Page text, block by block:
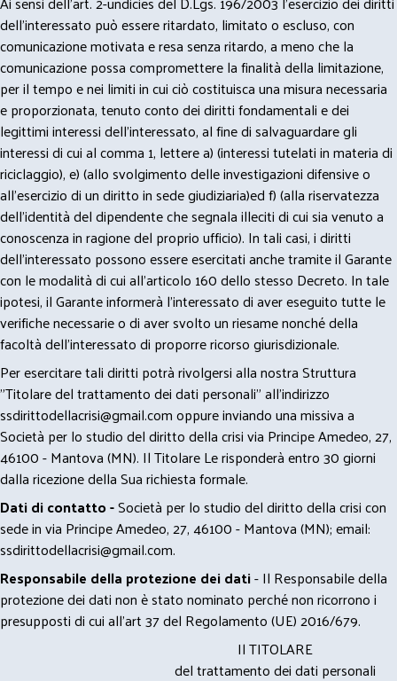
dell’interessato può essere ritardato, limitato o escluso, con
comunicazione motivata e resa senza ritardo, a meno che la
comunicazione possa compromettere la finalità della limitazione,
per il tempo e nei limiti in cui ciò costituisca una misura necessaria
e proporzionata, tenuto conto dei diritti fondamentali e dei
legittimi interessi dell’interessato, al fine di salvaguardare gli
interessi di cui al comma 1, lettere a) (interessi tutelati in materia di
riciclaggio), e) (allo svolgimento delle investigazioni difensive o
all’esercizio di un diritto in sede giudiziaria)ed f) (alla riservatezza
dell’identità del dipendente che segnala illeciti di cui sia venuto a
conoscenza in ragione del proprio ufficio). In tali casi, i diritti
dell’interessato possono essere esercitati anche tramite il Garante
con le modalità di cui all’articolo 160 dello stesso Decreto. In tale
ipotesi, il Garante informerà l’interessato di aver eseguito tutte le
verifiche necessarie o di aver svolto un riesame nonché della
facoltà dell’interessato di proporre ricorso giurisdizionale.
Per esercitare tali diritti potrà rivolgersi alla nostra Struttura
"Titolare del trattamento dei dati personali" all'indirizzo
ssdirittodellacrisi@gmail.comoppure inviando una missiva a
Società per lo studio del diritto della crisi via Principe Amedeo, 27,
46100 - Mantova (MN). Il Titolare Le risponderà entro 30 giorni
dalla ricezione della Sua richiesta formale.
Dati di contatto -Società per lo studio del diritto della crisi con
sede in via Principe Amedeo, 27, 46100 - Mantova (MN); email:
ssdirittodellacrisi@gmail.com.
Responsabile della protezione dei dati- Il Responsabile della
protezione dei dati non è stato nominato perché non ricorrono i
presupposti di cui all’art 37 del Regolamento (UE) 2016/679.
Il TITOLARE
del trattamento dei dati personali